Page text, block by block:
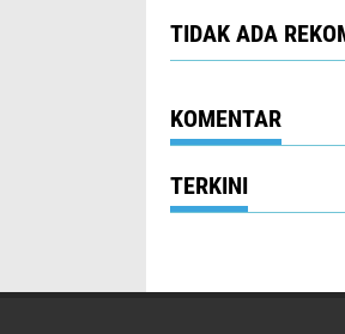
TIDAK ADA
KOMENTAR
TERKINI